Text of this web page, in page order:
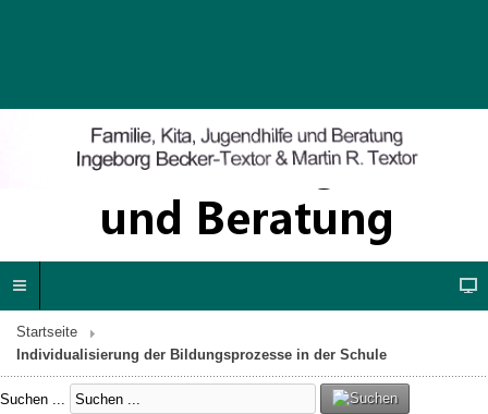
Startseite
Individualisierung der Bildungsprozesse in der Schule
Suchen ...